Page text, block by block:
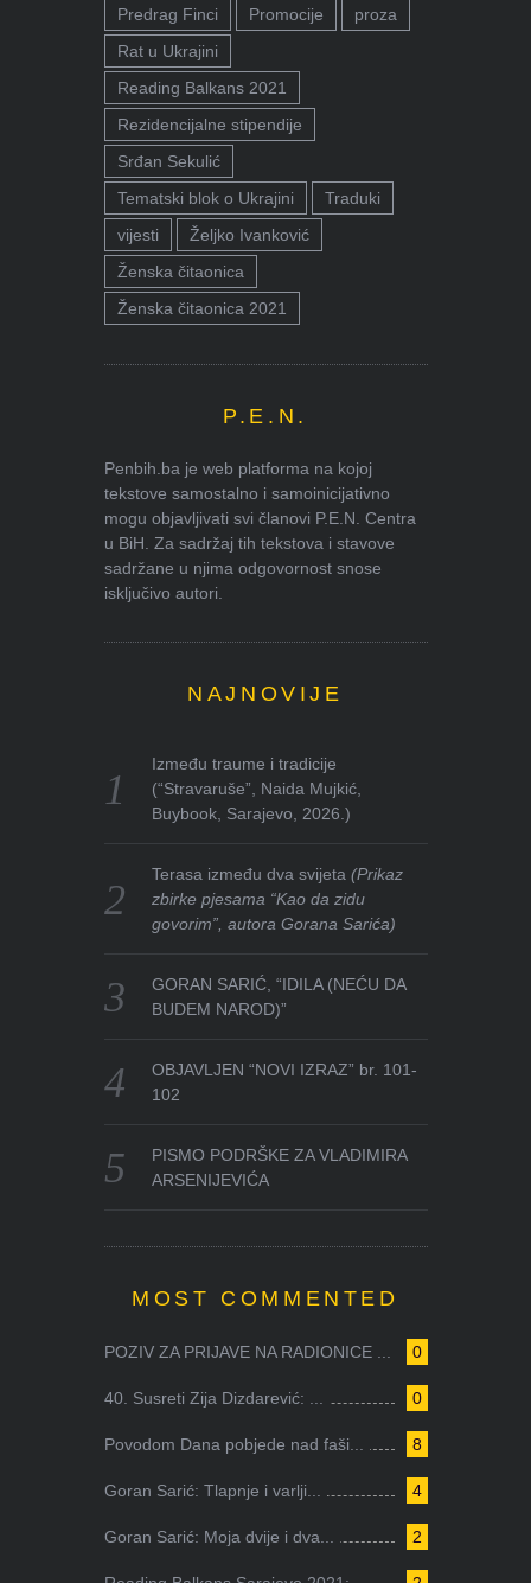
Predrag Finci
Promocije
proza
Rat u Ukrajini
Reading Balkans 2021
Rezidencijalne stipendije
Srđan Sekulić
Tematski blok o Ukrajini
Traduki
vijesti
Željko Ivanković
Ženska čitaonica
Ženska čitaonica 2021
P.E.N.
Penbih.ba je web platforma na kojoj
tekstove samostalno i samoinicijativno
mogu objavljivati svi članovi P.E.N. Centra
u BiH. Za sadržaj tih tekstova i stavove
sadržane u njima odgovornost snose
isključivo autori.
NAJNOVIJE
Između traume i tradicije
(“Stravaruše”, Naida Mujkić,
Buybook, Sarajevo, 2026.)
Terasa između dva svijeta(Prikaz
zbirke pjesama “Kao da zidu
govorim”, autora Gorana Sarića)
GORAN SARIĆ, “IDILA (NEĆU DA
BUDEM NAROD)”
OBJAVLJEN “NOVI IZRAZ” br. 101-
102
PISMO PODRŠKE ZA VLADIMIRA
ARSENIJEVIĆA
MOST COMMENTED
0
POZIV ZA PRIJAVE NA RADIONICE ...
0
40. Susreti Zija Dizdarević: ...
8
Povodom Dana pobjede nad faši...
4
Goran Sarić: Tlapnje i varlji...
2
Goran Sarić: Moja dvije i dva...